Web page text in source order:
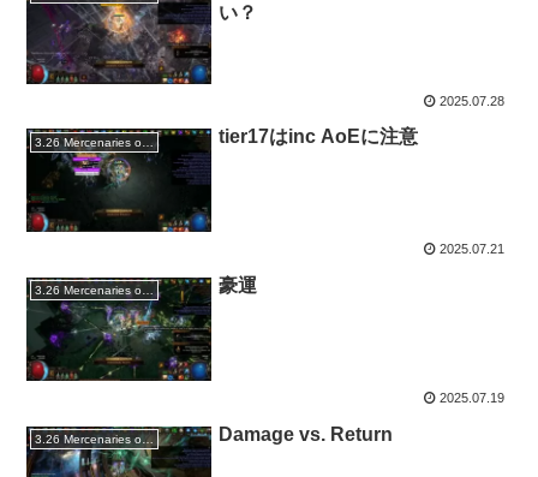
い？
2025.07.28
3.26 Mercenaries of Trarthus tier17はinc AoEに注意
2025.07.21
3.26 Mercenaries of Trarthus 豪運
2025.07.19
3.26 Mercenaries of Trarthus Damage vs. Return